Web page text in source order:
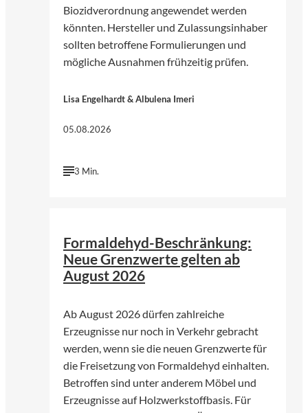
Biozidverordnung angewendet werden
könnten. Hersteller und Zulassungsinhaber
sollten betroffene Formulierungen und
mögliche Ausnahmen frühzeitig prüfen.
Lisa Engelhardt & Albulena Imeri
05.08.2026
3 Min.
Formaldehyd-Beschränkung:
Neue Grenzwerte gelten ab
August 2026
Ab August 2026 dürfen zahlreiche
Erzeugnisse nur noch in Verkehr gebracht
werden, wenn sie die neuen Grenzwerte für
die Freisetzung von Formaldehyd einhalten.
Betroffen sind unter anderem Möbel und
Erzeugnisse auf Holzwerkstoffbasis. Für